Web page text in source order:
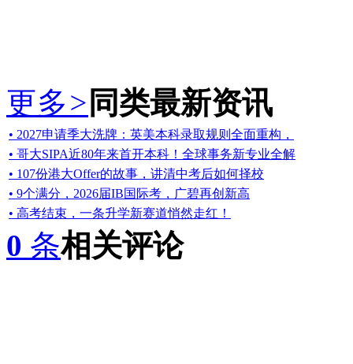
更多> 同类最新资讯
• 2027申请季大洗牌：英美本科录取规则全面重构，
• 哥大SIPA近80年来首开本科！全球事务新专业全解
• 107份港大Offer的故事，讲清中考后如何择校
• 9个满分，2026届IB国际考，广碧再创新高
• 高考结束，一条升学新赛道悄然走红！
0 条相关评论